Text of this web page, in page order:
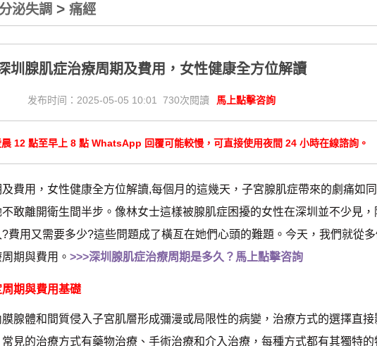
泌失調 > 痛經
圳腺肌症治療周期及費用，女性健康全方位解讀
发布时间：2025-05-05 10:01 730次閱讀 馬上點擊咨詢
12 點至早上 8 點 WhatsApp 回覆可能較慢，可直接使用夜間 24 小時在線諮詢。
用，女性健康全方位解讀,每個月的這幾天，子宮腺肌症帶來的劇痛如
敢離開衛生間半步。像林女士這樣被腺肌症困擾的女性在深圳並不少見
費用又需要多少?這些問題成了橫亙在她們心頭的難題。今天，我們就從
期與費用。>>>深圳腺肌症治療周期是多久？馬上點擊咨詢
期與費用基礎
體和間質侵入子宮肌層形成彌漫或局限性的病變，治療方式的選擇直接
見的治療方式有藥物治療、手術治療和介入治療，每種方式都有其獨特的